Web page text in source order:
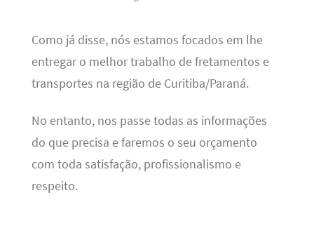
Como já disse, nós estamos focados em lhe
entregar o melhor trabalho de fretamentos e
transportes na região de Curitiba/Paraná.
No entanto, nos passe todas as informações
do que precisa e faremos o seu orçamento
com toda satisfação, profissionalismo e
respeito.